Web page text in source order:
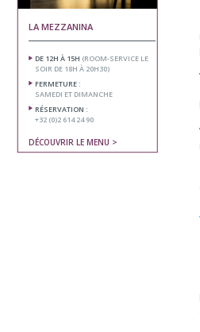
LA MEZZANINA
DE 12H À 15H (ROOM-SERVICE LE
SOIR DE 18H À 20H30)
FERMETURE :
SAMEDI ET DIMANCHE
RÉSERVATION :
+32 (0)2 614 24 90
DÉCOUVRIR LE MENU >